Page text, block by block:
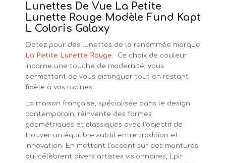
Lunettes De Vue La Petite
Lunette Rouge Modèle Fund Kapt
L Coloris Galaxy
Optez pour des lunettes de la renommée marque
La Petite Lunette Rouge. Ce choix de couleur
incarne une touche de modernité, vous
permettant de vous distinguer tout en restant
fidèle à vos racines.
La maison française, spécialisée dans le design
contemporain, réinvente des formes
géométriques et classiques avec l’objectif de
trouver un équilibre subtil entre tradition et
innovation. En mettant l’accent sur des montures
qui célèbrent divers artistes visionnaires, Lplr